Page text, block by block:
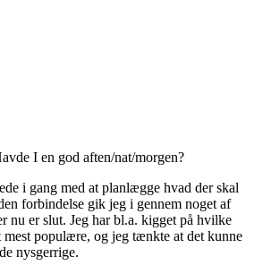
I en god aften/nat/morgen?
i gang med at planlægge hvad der skal
forbindelse gik jeg i gennem noget af
nu er slut. Jeg har bl.a. kigget på hvilke
populære, og jeg tænkte at det kunne
nysgerrige.